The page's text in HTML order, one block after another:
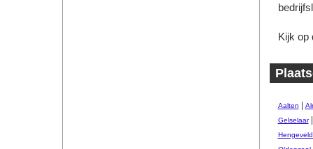
Kijk op
Aalten
Gelselaar